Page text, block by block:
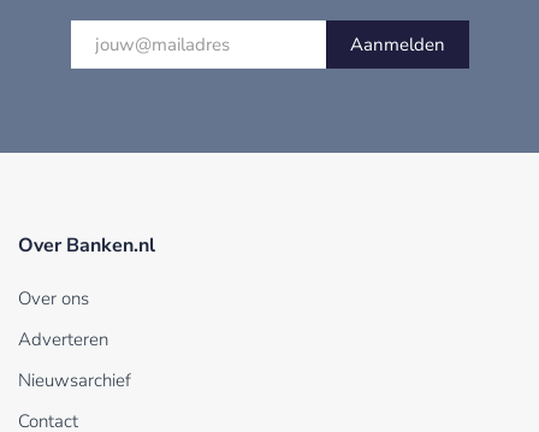
Aanmelden
Over Banken.nl
Over ons
Adverteren
Nieuwsarchief
Contact